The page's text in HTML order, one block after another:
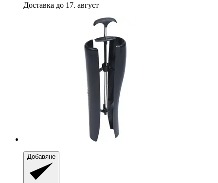
Доставка до 17. август
Добавяне